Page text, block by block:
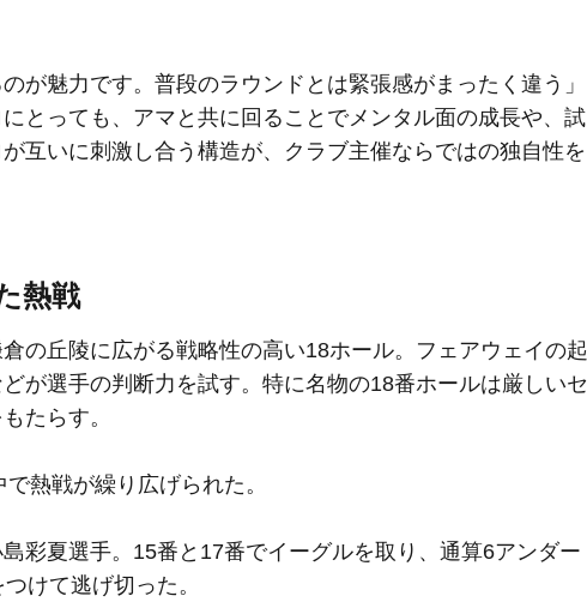
魅力です。普段のラウンドとは緊張感がまったく違う」
とっても、アマと共に回ることでメンタル面の成長や、試
互いに刺激し合う構造が、クラブ主催ならではの独自性を
熱戦
の丘陵に広がる戦略性の高い18ホール。フェアウェイの起
が選手の判断力を試す。特に名物の18番ホールは厳しいセ
たらす。
熱戦が繰り広げられた。
彩夏選手。15番と17番でイーグルを取り、通算6アンダー
けて逃げ切った。